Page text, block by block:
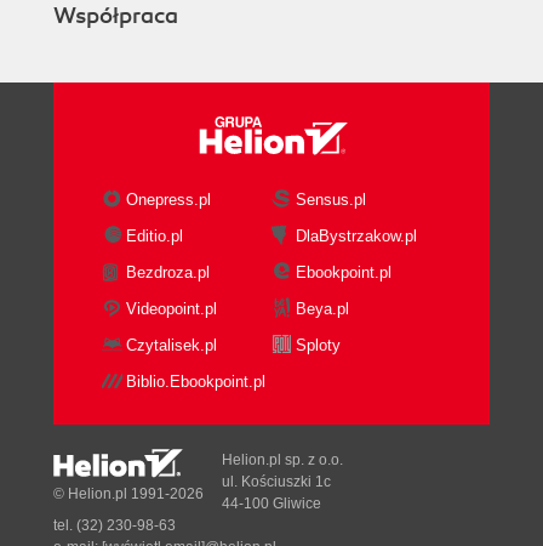
Współpraca
Onepress.pl
Sensus.pl
Editio.pl
DlaBystrzakow.pl
Bezdroza.pl
Ebookpoint.pl
Videopoint.pl
Beya.pl
Czytalisek.pl
Sploty
Biblio.Ebookpoint.pl
© Helion.pl 1991-2026
Helion.pl sp. z o.o.
ul. Kościuszki 1c
44-100 Gliwice
tel. (32) 230-98-63